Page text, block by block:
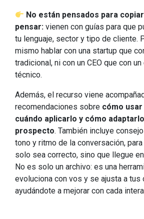
No están pensados para
pensar: vienen con guías para que
tu lenguaje, sector y tipo de cliente.
mismo hablar con una startup que
tradicional, ni con un CEO que con
técnico.
Además, el recurso viene
recomendaciones sobre cómo
cuándo aplicarlo y cómo
prospecto. También incluye
tono y ritmo de la conversación,
solo sea correcto, sino que llegue
No es solo un archivo: es una
evoluciona con vos y se ajusta a tus
ayudándote a mejorar con cada